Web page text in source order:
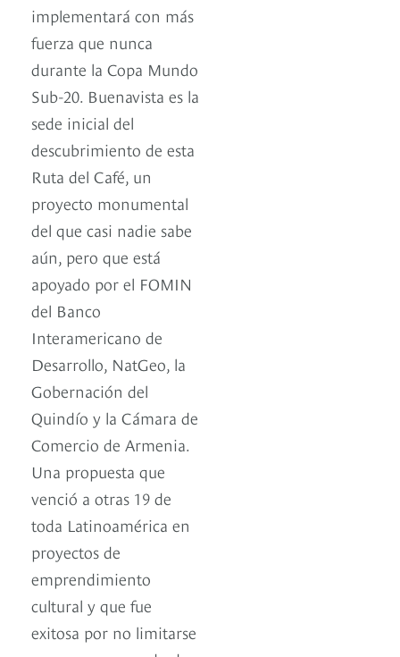
implementará con más
fuerza que nunca
durante la Copa Mundo
Sub-20. Buenavista es la
sede inicial del
descubrimiento de esta
Ruta del Café, un
proyecto monumental
del que casi nadie sabe
aún, pero que está
apoyado por el FOMIN
del Banco
Interamericano de
Desarrollo, NatGeo, la
Gobernación del
Quindío y la Cámara de
Comercio de Armenia.
Una propuesta que
venció a otras 19 de
toda Latinoamérica en
proyectos de
emprendimiento
cultural y que fue
exitosa por no limitarse